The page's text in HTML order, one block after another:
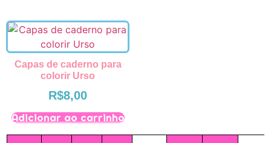
Capas de caderno para
colorir Urso
R$8,00
Adicionar ao carrinho